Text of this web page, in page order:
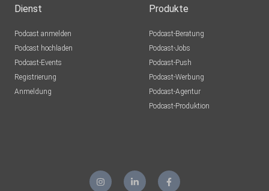
Dienst
Podcast anmelden
Podcast hochladen
Podcast-Events
Registrierung
Anmeldung
Produkte
Podcast-Beratung
Podcast-Jobs
Podcast-Push
Podcast-Werbung
Podcast-Agentur
Podcast-Produktion